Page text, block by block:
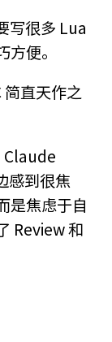
写很多 Lua
便。
直天作之
Claude
感到很焦
是焦虑于自
Review 和